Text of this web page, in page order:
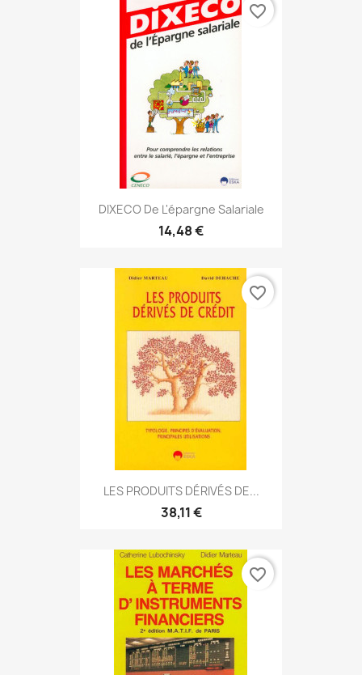
DIXECO De L'épargne Salariale
14,48 €
favorite_border
LES PRODUITS DÉRIVÉS DE...
38,11 €
favorite_border
favorite_border